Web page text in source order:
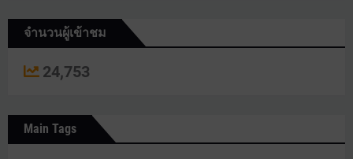
จำนวนผู้เข้าชม
24,753
Main Tags